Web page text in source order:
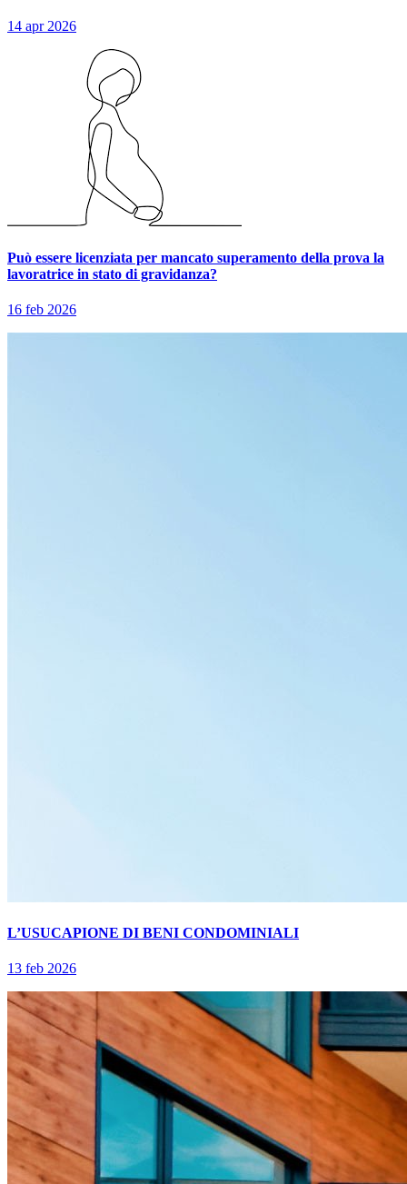
14 apr 2026
Può essere licenziata per mancato superamento della prova la
lavoratrice in stato di gravidanza?
16 feb 2026
L’USUCAPIONE DI BENI CONDOMINIALI
13 feb 2026